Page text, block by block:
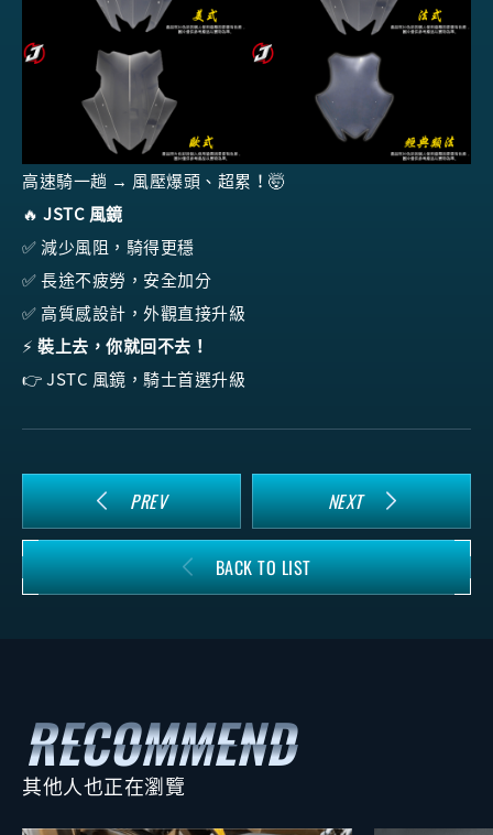
高速騎一趟 → 風壓爆頭、超累！🤯
🔥 JSTC 風鏡
✅ 減少風阻，騎得更穩
✅ 長途不疲勞，安全加分
✅ 高質感設計，外觀直接升級
⚡ 裝上去，你就回不去！
👉 JSTC 風鏡，騎士首選升級
PREV NEXT
BACK TO LIST
其他人也正在瀏覽